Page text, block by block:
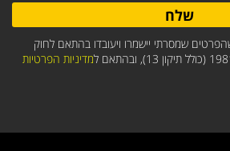
שמסרתי יישמרו ויעובדו בהתאם לחוק
מדיניות הפרטיות
שלח